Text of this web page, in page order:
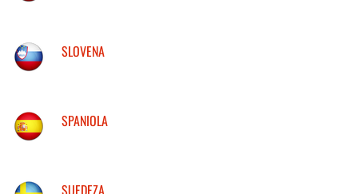
SLOVENA
SPANIOLA
SUEDEZA